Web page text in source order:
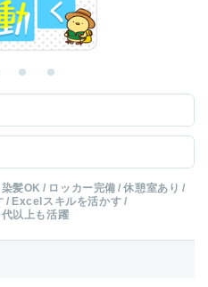
染髪OK ロッカー完備
休憩室あり
Excelスキルを活かす
以上も活躍